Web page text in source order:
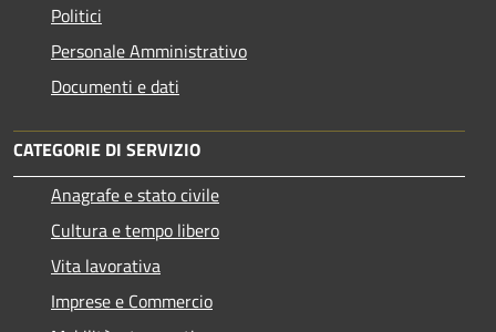
Politici
Personale Amministrativo
Documenti e dati
CATEGORIE DI SERVIZIO
Anagrafe e stato civile
Cultura e tempo libero
Vita lavorativa
Imprese e Commercio